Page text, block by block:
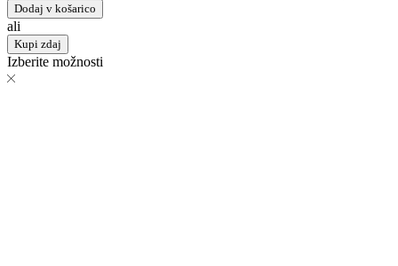
Dodaj v košarico
ali
Kupi zdaj
Izberite možnosti